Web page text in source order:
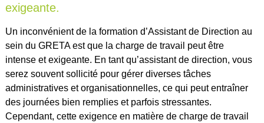
exigeante.
Un inconvénient de la formation d’Assistant de Direction au
sein du GRETA est que la charge de travail peut être
intense et exigeante. En tant qu’assistant de direction, vous
serez souvent sollicité pour gérer diverses tâches
administratives et organisationnelles, ce qui peut entraîner
des journées bien remplies et parfois stressantes.
Cependant, cette exigence en matière de charge de travail